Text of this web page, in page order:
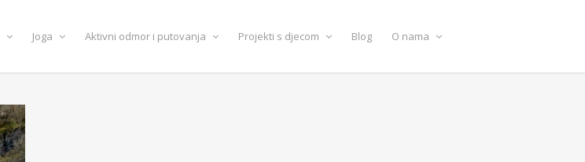
Joga Aktivni odmor i putovanja Projekti s djecom Blog O nama